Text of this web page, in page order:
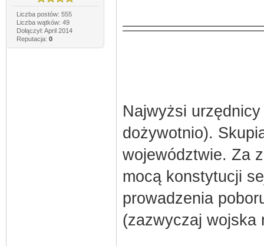
Liczba postów: 555
Liczba wątków: 49
Dołączył: April 2014
Reputacja: 0
Najwyżsi
dożywotnio).
województwie. Za
mocą konstytucji
prowadzenia
(zazwyczaj wojska